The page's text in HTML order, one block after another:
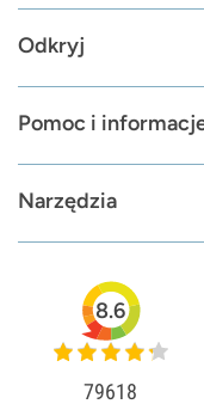
Odkryj
Pomoc i
Narzędzia
8.6
79618